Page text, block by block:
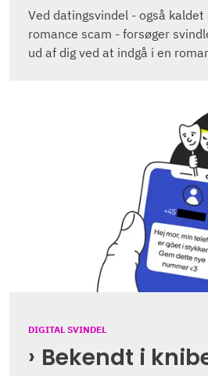
Ved datingsvindel - også
romance scam - forsøger
ud af dig ved at indgå i en
DIGITAL SVINDEL
Bekendt i